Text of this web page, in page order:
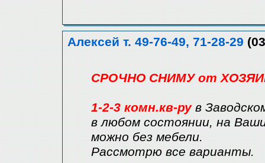
Алексей т. 49-76-49, 71-28-29
СРОЧНО СНИМУ от
1-2-3 комн.кв-ру в
в любом состоянии, на
можно без мебели.
Рассмотрю все варианты.